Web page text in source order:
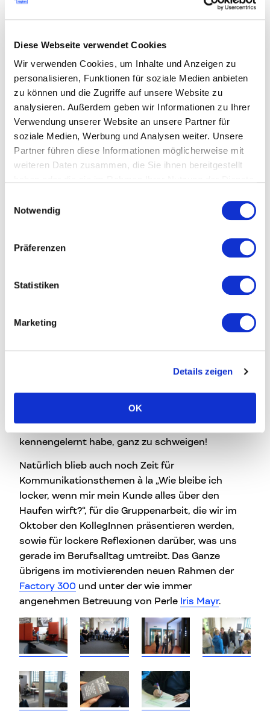
Diese Webseite verwendet Cookies
Wir verwenden Cookies, um Inhalte und Anzeigen zu
personalisieren, Funktionen für soziale Medien anbieten
zu können und die Zugriffe auf unsere Website zu
analysieren. Außerdem geben wir Informationen zu Ihrer
Verwendung unserer Website an unsere Partner für
soziale Medien, Werbung und Analysen weiter. Unsere
Partner führen diese Informationen möglicherweise mit
weiteren Daten zusammen, die Sie ihnen bereitgestellt
Notwendig
Präferenzen
Statistiken
Marketing
Details zeigen
OK
unterschied sich kaum von dem meines Kollegen.
Gespräch einiges mitnehmen: Dass
Zahlen kein Teufelswerk sind, dass
SteuerberaterInnen Gold wert sind und man
damit nicht bloß faul einen nervigen Task abgibt,
und dass Excel-Sheets auf wohltuende Weise
deine Intuition untermauern können. Das
entspannt, macht sicherer (Stichwort
Preisverhandlungen) und vielleicht sogar ein
Chancen neu auszuloten und vielleicht etwas
Geschäftszahlen, ihr jagt mir keine Angst mehr
ein!
Gegen Ende hin zogen wir auch nochmal eine
allgemeine C hoch 3 Zwischenbilanz. Welche
notiert – und wo stehen wir jetzt? Ich war positiv
abhaken konnte: Bürosituation umstrukturiert,
aus dem C hoch 3 Netzwerk
geworden, dass noch sehr viel von meinem
Potenzial brach liegt und schleunigst genutzt
werden will. Von den vielen lieben Leuten, die ich
kennengelernt habe, ganz zu schweigen!
Natürlich blieb auch noch Zeit für
Kommunikationsthemen à la „Wie bleibe ich
locker, wenn mir mein Kunde alles über den
Haufen wirft?“, für die Gruppenarbeit, die wir im
Oktober den KollegInnen präsentieren werden,
sowie für lockere Reflexionen darüber, was uns
gerade im Berufsalltag umtreibt. Das Ganze
übrigens im motivierenden neuen Rahmen der
Factory 300 und unter der wie immer
angenehmen Betreuung von Perle Iris Mayr.